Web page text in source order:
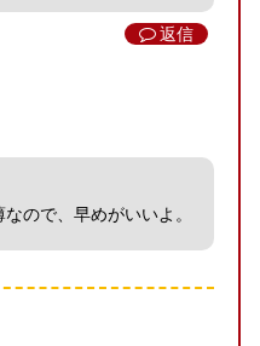
返信
ので、早めがいいよ。